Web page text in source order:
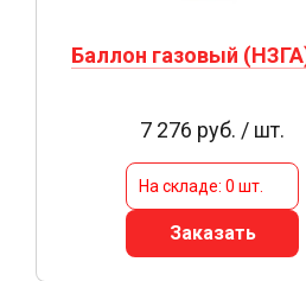
Баллон газовый
7 276 руб. / шт.
На складе: 0 шт.
Заказать